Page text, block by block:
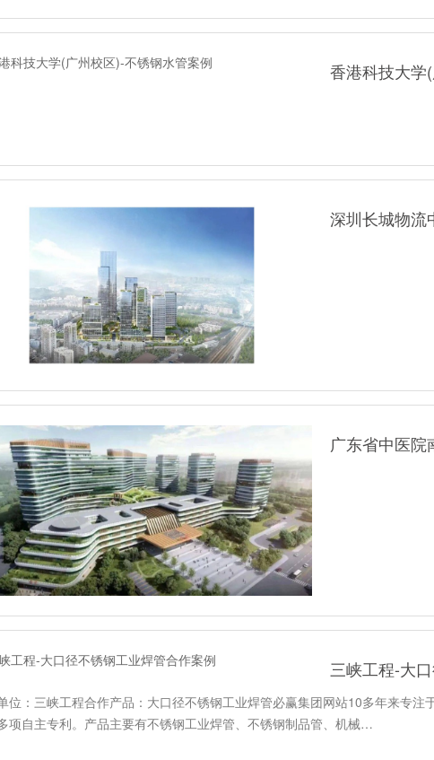
香港科技大学
深圳长城物流
广东省中医院
三峡工程-大
位：三峡工程合作产品：大口径不锈钢工业焊管必赢集团网站10多年来专注
项自主专利。产品主要有不锈钢工业焊管、不锈钢制品管、机械…